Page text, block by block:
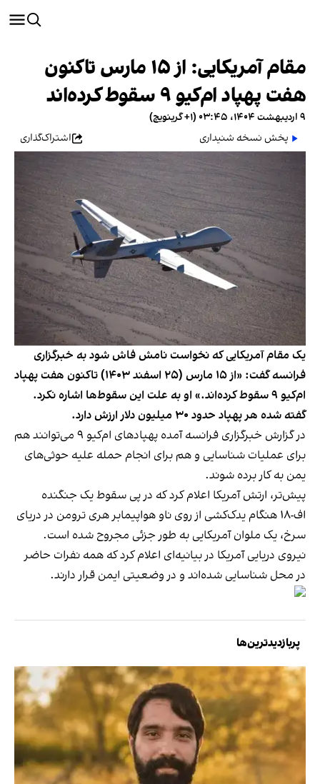
مقام آمریکایی: از ۱۵ مارس تاکنون
هفت پهپاد ام‌کیو ۹ سقوط کرده‌اند
۹ اردیبهشت ۱۴۰۴، ۰۳:۴۵ (‎+۱ گرینویچ)
پخش نسخه شنیداری
اشتراک‌گذاری
یک مقام آمریکایی که نخواست نامش فاش شود به خبرگزاری
فرانسه گفت: «از ۱۵ مارس (۲۵ اسفند ۱۴۰۳) تاکنون هفت پهپاد
ام‌کیو ۹ سقوط کرده‌اند.» او به علت این سقوط‌ها اشاره نکرد.
گفته شده هر پهپاد حدود ۳۰ میلیون دلار ارزش دارد.
در گزارش خبرگزاری فرانسه آمده پهپادهای ام‌کیو ۹ می‌توانند هم
برای عملیات شناسایی و هم برای انجام حمله علیه حوثی‌های
یمن به کار برده شوند.
پیش‌تر، ارتش آمریکا اعلام کرد که در پی سقوط یک جنگنده
اف-۱۸ هنگام یدک‌کشی از روی ناو هواپیمابر هری ترومن در دریای
سرخ، یک ملوان آمریکایی به طور جزئی مجروح شده است.
نیروی دریایی آمریکا در بیانیه‌ای اعلام کرد که همه نفرات حاضر
در محل شناسایی شده‌اند و در وضعیتی ایمن قرار دارند.
پربازدیدترین‌ها